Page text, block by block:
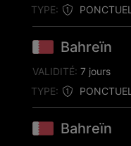
TYPE: PONCTUEL
Bahreïn
TYPE: PONCTUEL
VALIDITÉ: 7 jours
Bahreïn